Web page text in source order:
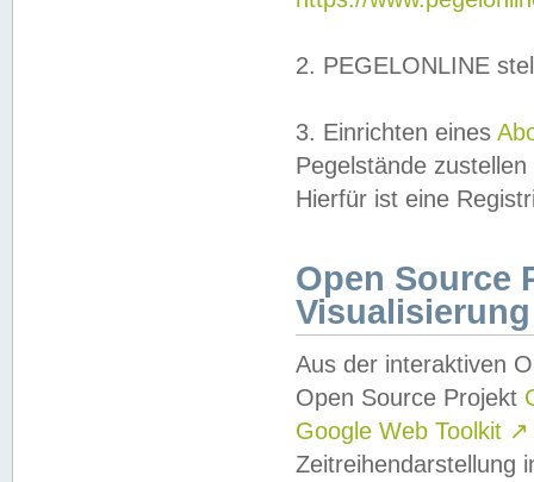
2. PEGELONLINE
3. Einrichten eines
Pegelstände
Hierfür ist eine
Open Source
Visualisierung
Aus der interaktiven
Open Source Projekt
Google Web Toolkit ↗
Zeitreihendarstellung